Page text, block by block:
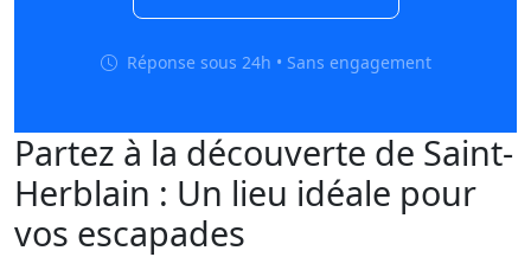
Réponse sous 24h • Sans engagement
Partez à la découverte de Saint-
Herblain : Un lieu idéale pour
vos escapades